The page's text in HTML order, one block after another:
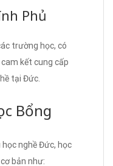
Phủ
trường học, có
kết cung cấp
tại Đức.
Bổng
học nghề Đức, học
bản như: